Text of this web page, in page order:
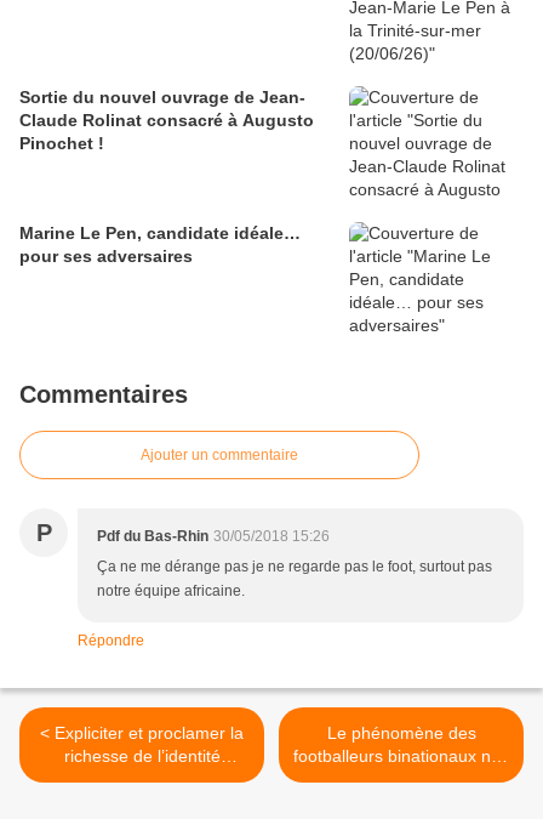
Sortie du nouvel ouvrage de Jean-
Claude Rolinat consacré à Augusto
Pinochet !
Marine Le Pen, candidate idéale…
pour ses adversaires
Commentaires
Ajouter un commentaire
P Pdf du Bas-Rhin 30/05/2018 15:26
Ça ne me dérange pas je ne regarde pas le foot, surtout pas
notre équipe africaine.
Répondre
< Expliciter et proclamer la
richesse de l’identité
française
Le phénomène des
footballeurs binationaux nés
en France qui choisissent